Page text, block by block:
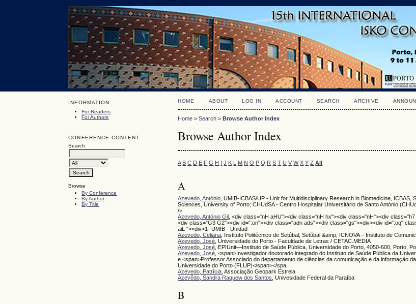
INFORMATION
For Readers
For Authors
CONFERENCE CONTENT
Search
Browse
By Conference
By Author
By Title
HOME ABOUT LOG IN ACCOUNT SEARCH ARCHIVE
Home >Search >Browse Author Index
Browse Author Index
A B C D E F G H I J K L M N O P Q R S T U V W X Y Z All
A
Azevedo, António , UMIB-ICBAS/UP - Unit for Multidisciplinary Research in Biomedicine, ICBAS,
Sciences, University of Porto; CHUdSA - Centro Hospitalar Universitário de Santo António
/>
Azevedo, António Gil
, <div class="nH aHU"><div class="nH hx"><div class="nH"><div
<div class="G3 G2"><div id=":on"><div class="adn ads"><div class="gs"><div><div id=":oq"
aiL "><div>1- UMIB - Unidad
Azevedo, Celiana , Instituto Politécnico de Setúbal, Setúbal &amp; ICNOVA – Instituto de
Azevedo, José , Universidade do Porto - Faculdade de Letras / CETAC.MEDIA
Azevedo, José , EPIUnit—Instituto de Saúde Pública, Universidade do Porto, 4050-600, Porto,
Azevedo, José , <span>Investigador doutorado integrado do Instituto de Saúde Pública da
e <span>Professor Associado do departamento de ciências da comunicação e da informação
Universidade do Porto (FLUP)</span></spa
Azevedo, Patrícia , Associação Geopark Estrela
Azevêdo, Sandra Raquew dos Santos , Univesidade Federal da Paraíba
B